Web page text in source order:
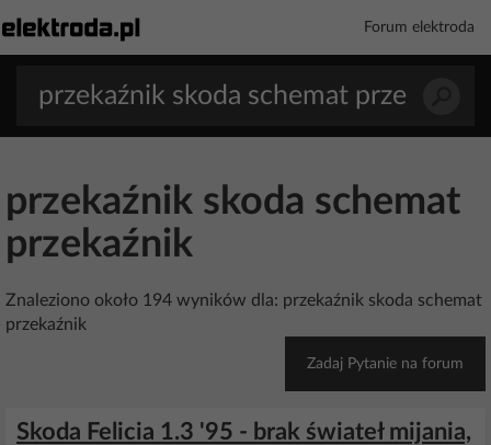
Forum elektroda
przekaźnik skoda schemat
przekaźnik
Znaleziono około 194 wyników dla: przekaźnik skoda schemat
przekaźnik
Zadaj Pytanie na forum
Skoda Felicia 1.3 '95 - brak świateł mijania,